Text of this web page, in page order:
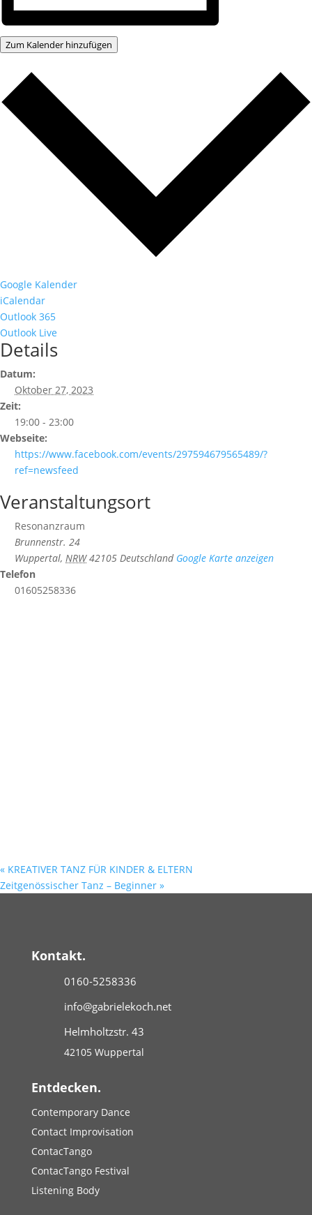
Zum Kalender hinzufügen
Google Kalender
iCalendar
Outlook 365
Outlook Live
Details
Datum:
Oktober 27, 2023
Zeit:
19:00 - 23:00
Webseite:
https://www.facebook.com/events/297594679565489/?
ref=newsfeed
Veranstaltungsort
Resonanzraum
Brunnenstr. 24
Wuppertal, NRW 42105 Deutschland Google Karte anzeigen
Telefon
01605258336
« KREATIVER TANZ FÜR KINDER & ELTERN
Zeitgenössischer Tanz – Beginner »
Kontakt.
0160-5258336
info@gabrielekoch.net
Helmholtzstr. 43
42105 Wuppertal
Entdecken.
Contemporary Dance
Contact Improvisation
ContacTango
ContacTango Festival
Listening Body